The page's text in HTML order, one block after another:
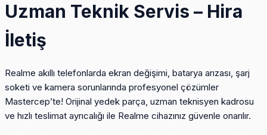
Uzman Teknik Servis – Hira
İletiş
Realme akıllı telefonlarda ekran değişimi, batarya arızası, şarj
soketi ve kamera sorunlarında profesyonel çözümler
Mastercep’te! Orijinal yedek parça, uzman teknisyen kadrosu
ve hızlı teslimat ayrıcalığı ile Realme cihazınız güvenle onarılır.